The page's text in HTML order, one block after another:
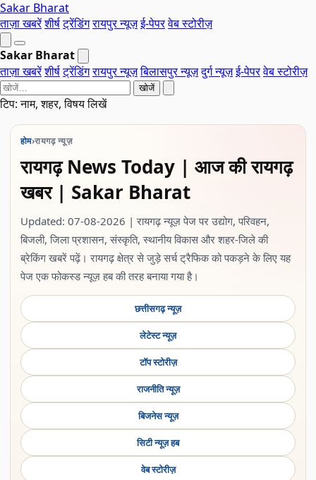
Sakar Bharat
ताज़ा खबरेंशीर्षट्रेंडिंगरायपुर न्यूज़ई-पेपरवेब स्टोरीज़
Sakar Bharat
ताज़ा खबरेंशीर्षट्रेंडिंगरायपुर न्यूज़बिलासपुर न्यूज़दुर्ग न्यूज़ई-पेपरवेब स्टोरीज़
खोजें
टिप: नाम, शहर, विषय लिखें
होम›रायगढ़ न्यूज़
रायगढ़ News Today | आज की रायगढ़
खबर | Sakar Bharat
Updated: 07-08-2026 | रायगढ़ न्यूज़ पेज पर उद्योग, परिवहन,
बिजली, जिला प्रशासन, संस्कृति, स्थानीय विकास और शहर-जिले की
ब्रेकिंग खबरें पढ़ें। रायगढ़ क्षेत्र से जुड़े सर्च ट्रैफिक को पकड़ने के लिए यह
पेज एक फोकस्ड न्यूज़ हब की तरह बनाया गया है।
छत्तीसगढ़ न्यूज़
लेटेस्ट न्यूज़
टॉप स्टोरीज़
राजनीति न्यूज़
बिजनेस न्यूज़
सिटी न्यूज़ हब
वेब स्टोरीज़